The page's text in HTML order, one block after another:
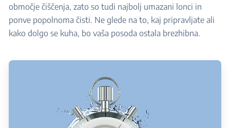
območje čiščenja, zato so tudi najbolj umazani lonci in
ponve popolnoma čisti. Ne glede na to, kaj pripravljate ali
kako dolgo se kuha, bo vaša posoda ostala brezhibna.